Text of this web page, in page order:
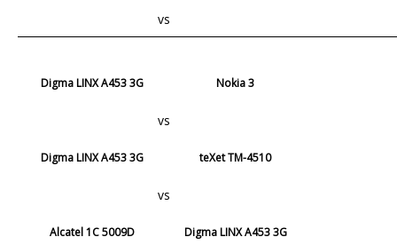
vs
Digma LINX A453 3G
vs
Nokia 3
Digma LINX A453 3G
vs
teXet TM-4510
Alcatel 1C 5009D Digma LINX A453 3G